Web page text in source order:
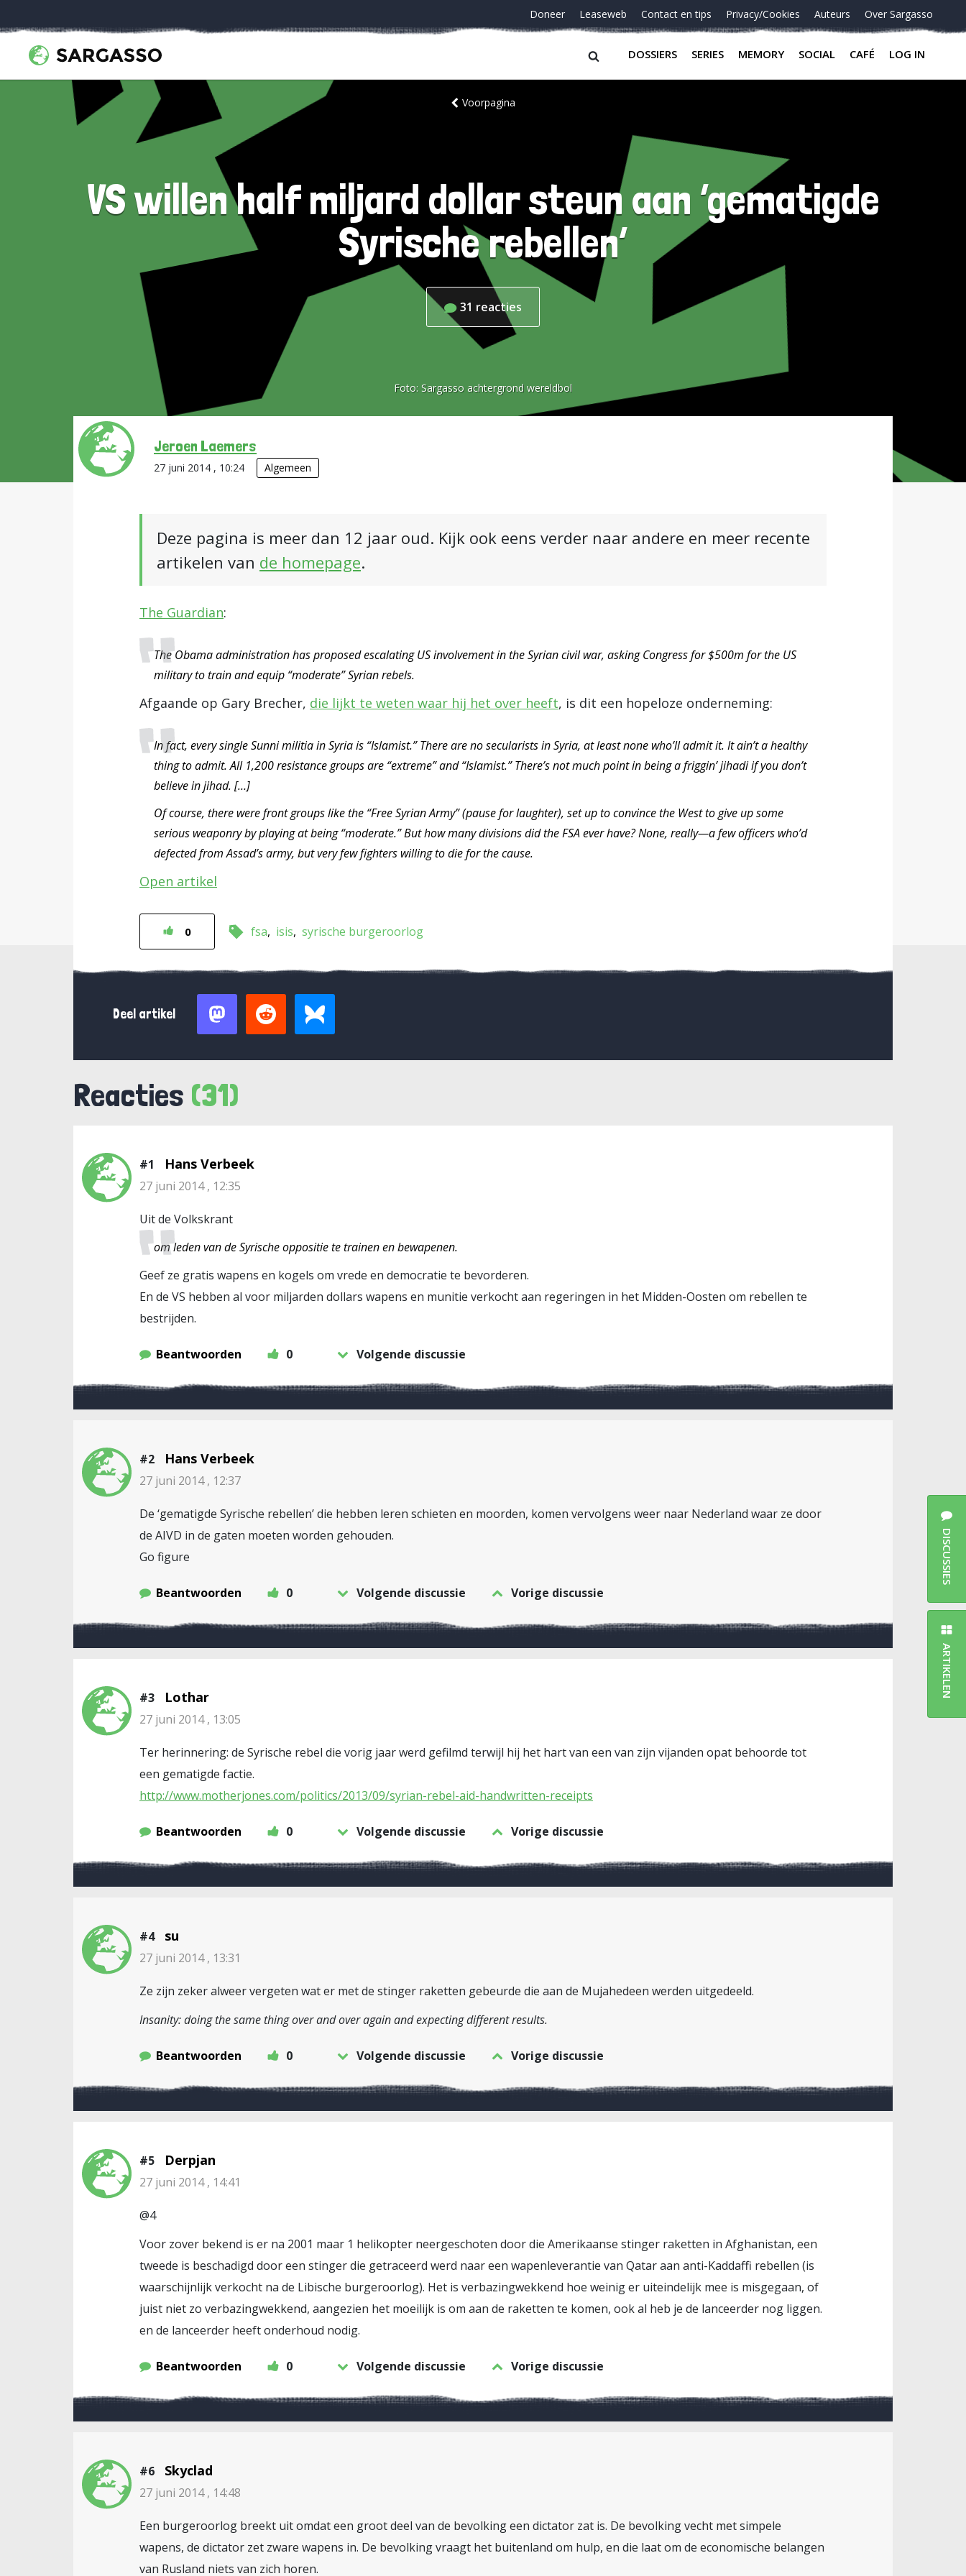
Doneer Leaseweb Contact en tips Privacy/Cookies Auteurs Over Sargasso
DOSSIERS SERIES MEMORY SOCIAL CAFÉ LOG IN
Voorpagina
VS willen half miljard dollar steun aan ‘gematigde
Syrische rebellen’
31 reacties
Foto: Sargasso achtergrond wereldbol
Jeroen Laemers
27 juni 2014 , 10:24 Algemeen
Deze pagina is meer dan 12 jaar oud. Kijk ook eens verder naar andere en meer recente
artikelen van de homepage.
The Guardian:
The Obama administration has proposed escalating US involvement in the Syrian civil war, asking Congress for $500m for the US
military to train and equip “moderate” Syrian rebels.
Afgaande op Gary Brecher, die lijkt te weten waar hij het over heeft, is dit een hopeloze onderneming:
In fact, every single Sunni militia in Syria is “Islamist.” There are no secularists in Syria, at least none who’ll admit it. It ain’t a healthy
thing to admit. All 1,200 resistance groups are “extreme” and “Islamist.” There’s not much point in being a friggin’ jihadi if you don’t
believe in jihad. […]
Of course, there were front groups like the “Free Syrian Army” (pause for laughter), set up to convince the West to give up some
serious weaponry by playing at being “moderate.” But how many divisions did the FSA ever have? None, really—a few officers who’d
defected from Assad’s army, but very few fighters willing to die for the cause.
Open artikel
0 fsa isis syrische burgeroorlog
Deel artikel
Reacties (31)
#1 Hans Verbeek
27 juni 2014 , 12:35
Uit de Volkskrant
om leden van de Syrische oppositie te trainen en bewapenen.
Geef ze gratis wapens en kogels om vrede en democratie te bevorderen.
En de VS hebben al voor miljarden dollars wapens en munitie verkocht aan regeringen in het Midden-Oosten om rebellen te
bestrijden.
Beantwoorden 0 Volgende discussie
#2 Hans Verbeek
27 juni 2014 , 12:37
De ‘gematigde Syrische rebellen’ die hebben leren schieten en moorden, komen vervolgens weer naar Nederland waar ze door
de AIVD in de gaten moeten worden gehouden.
Go figure
Beantwoorden 0 Volgende discussie Vorige discussie
#3 Lothar
27 juni 2014 , 13:05
Ter herinnering: de Syrische rebel die vorig jaar werd gefilmd terwijl hij het hart van een van zijn vijanden opat behoorde tot
een gematigde factie.
http://www.motherjones.com/politics/2013/09/syrian-rebel-aid-handwritten-receipts
Beantwoorden 0 Volgende discussie Vorige discussie
#4 su
27 juni 2014 , 13:31
Ze zijn zeker alweer vergeten wat er met de stinger raketten gebeurde die aan de Mujahedeen werden uitgedeeld.
Insanity: doing the same thing over and over again and expecting different results.
Beantwoorden 0 Volgende discussie Vorige discussie
#5 Derpjan
27 juni 2014 , 14:41
@4
Voor zover bekend is er na 2001 maar 1 helikopter neergeschoten door die Amerikaanse stinger raketten in Afghanistan, een
tweede is beschadigd door een stinger die getraceerd werd naar een wapenleverantie van Qatar aan anti-Kaddaffi rebellen (is
waarschijnlijk verkocht na de Libische burgeroorlog). Het is verbazingwekkend hoe weinig er uiteindelijk mee is misgegaan, of
juist niet zo verbazingwekkend, aangezien het moeilijk is om aan de raketten te komen, ook al heb je de lanceerder nog liggen.
en de lanceerder heeft onderhoud nodig.
Beantwoorden 0 Volgende discussie Vorige discussie
#6 Skyclad
27 juni 2014 , 14:48
Een burgeroorlog breekt uit omdat een groot deel van de bevolking een dictator zat is. De bevolking vecht met simpele
wapens, de dictator zet zware wapens in. De bevolking vraagt het buitenland om hulp, en die laat om de economische belangen
van Rusland niets van zich horen.
DISCUSSIES
ARTIKELEN